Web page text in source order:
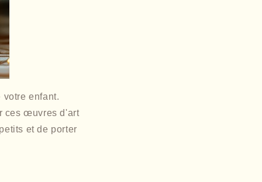
enfant.
ces œuvres d'art
et de porter